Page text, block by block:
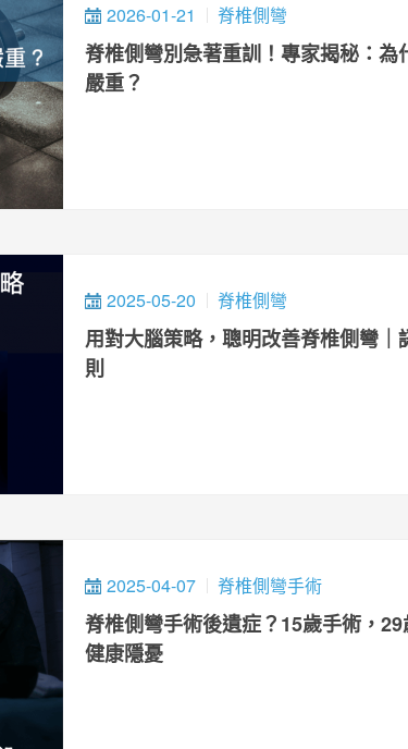
2026-01-21 脊椎側彎
脊椎側彎別急著重訓！專家揭秘：
嚴重？
2025-05-20 脊椎側彎
用對大腦策略，聰明改善脊椎側彎
則
2025-04-07 脊椎側彎手術
脊椎側彎手術後遺症？15歲手術，
健康隱憂